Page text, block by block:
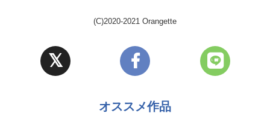
(C)2020-2021 Orangette
オススメ作品